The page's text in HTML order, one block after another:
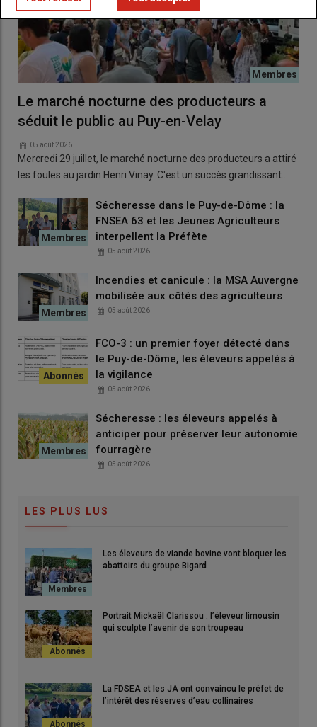
Le marché nocturne des producteurs a
séduit le public au Puy-en-Velay
05 août 2026
Mercredi 29 juillet, le marché nocturne des producteurs a attiré
les foules au jardin Henri Vinay. C'est un succès grandissant…
Sécheresse dans le Puy-de-Dôme : la
FNSEA 63 et les Jeunes Agriculteurs
interpellent la Préfète
05 août 2026
Incendies et canicule : la MSA Auvergne
mobilisée aux côtés des agriculteurs
05 août 2026
FCO-3 : un premier foyer détecté dans
le Puy-de-Dôme, les éleveurs appelés à
la vigilance
05 août 2026
Sécheresse : les éleveurs appelés à
anticiper pour préserver leur autonomie
fourragère
05 août 2026
LES PLUS LUS
Les éleveurs de viande bovine vont bloquer les
abattoirs du groupe Bigard
Portrait Mickaël Clarissou : l’éleveur limousin
qui sculpte l’avenir de son troupeau
La FDSEA et les JA ont convaincu le préfet de
l’intérêt des réserves d’eau collinaires